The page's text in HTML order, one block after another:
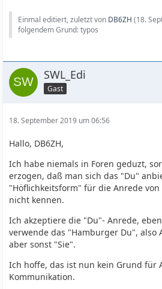
dürfen.
Ich habe ja Amateurfunk-
dort eher Verständnis. Zumal ja
Fachkenntnis vorhanden ist. Fall
verlangen oder Erwarten, daß
Kenntnissen aber locker laufen
so ein Gerät so weit südlich
... ja, wir werden unterwandert. 1/
sächselt so vor sich hin
.
zwar in der Literatur erwähnt,
Schaltung.
"Normalgeräte" hatten bis 100W
Modulator. Bei mehr Power
Einmal editiert, zuletzt von DB6ZH (18.
folgendem Grund: typos
SWL_Edi
Gast
18. September 2019 um 06:56
Hallo, DB6ZH,
Ich habe niemals in Foren geduzt,
erzogen, daß man sich das "Du"
"Höflichkeitsform" für die Anrede
nicht kennen.
Ich akzeptiere die "Du"- Anrede,
verwende das "Hamburger Du", also
aber sonst "Sie".
Ich hoffe, das ist nun kein Grund für
Kommunikation.